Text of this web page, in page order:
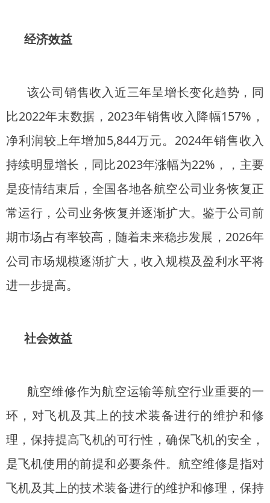
经济效益
该公司销售收入近三年呈增长变化趋势，同
比2022年末数据，2023年销售收入降幅157%，
净利润较上年增加5,844万元。2024年销售收入
持续明显增长，同比2023年涨幅为22%，，主要
是疫情结束后，全国各地各航空公司业务恢复正
常运行，公司业务恢复并逐渐扩大。鉴于公司前
期市场占有率较高，随着未来稳步发展，2026年
公司市场规模逐渐扩大，收入规模及盈利水平将
进一步提高。
社会效益
航空维修作为航空运输等航空行业重要的一
环，对飞机及其上的技术装备进行的维护和修
理，保持提高飞机的可行性，确保飞机的安全，
是飞机使用的前提和必要条件。航空维修是指对
飞机及其上的技术装备进行的维护和修理，保持